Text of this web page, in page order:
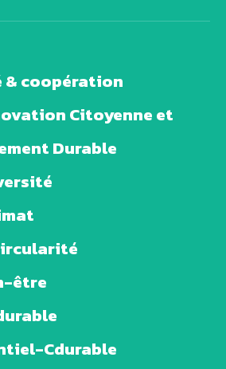
coopération
Citoyenne et
Durable
être
Cdurable